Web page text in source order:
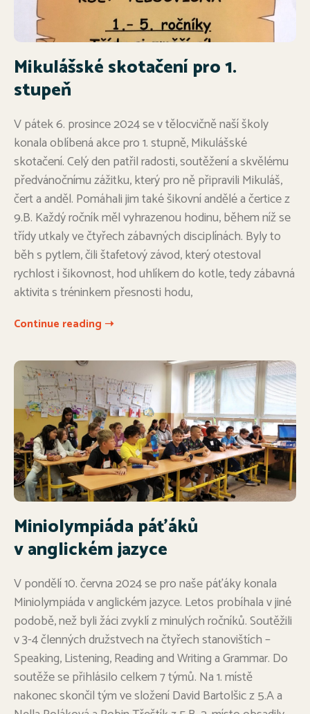
Mikulášské skotačení pro 1.
stupeň
V pátek 6. prosince 2024 se v tělocvičně naší školy
konala oblíbená akce pro 1. stupně, Mikulášské
skotačení. Celý den patřil radosti, soutěžení a skvělému
předvánočnímu zážitku, který pro ně připravili Mikuláš,
čert a anděl. Pomáhali jim také šikovní andělé a čertice z
9.B. Každý ročník měl vyhrazenou hodinu, během níž se
třídy utkaly ve čtyřech zábavných disciplínách. Byly to
běh s pytlem, čili štafetový závod, který otestoval
rychlost i šikovnost, hod uhlíkem do kotle, tedy zábavná
aktivita s tréninkem přesnosti hodu,
Continue reading ➝
Miniolympiáda páťáků
v anglickém jazyce
V pondělí 10. června 2024 se pro naše páťáky konala
Miniolympiáda v anglickém jazyce. Letos probíhala v jiné
podobě, než byli žáci zvyklí z minulých ročníků. Soutěžili
v 3-4 členných družstvech na čtyřech stanovištích –
Speaking, Listening, Reading and Writing a Grammar. Do
soutěže se přihlásilo celkem 7 týmů. Na 1. místě
nakonec skončil tým ve složení David Bartolšic z 5.A a